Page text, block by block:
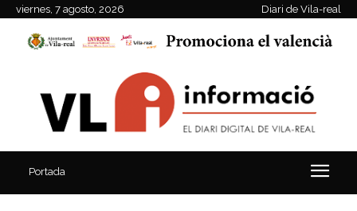
viernes, 7 agosto, 2026 Diari de Vila-real
Portada